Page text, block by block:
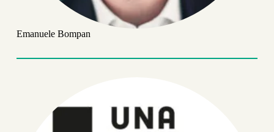
Emanuele Bompan